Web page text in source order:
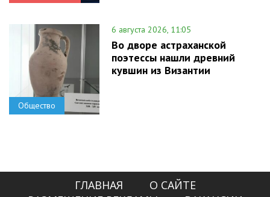
Общество
6 августа 2026, 11:05
Во дворе астраханской
поэтессы нашли древний
кувшин из Византии
ГЛАВНАЯ
О САЙТЕ